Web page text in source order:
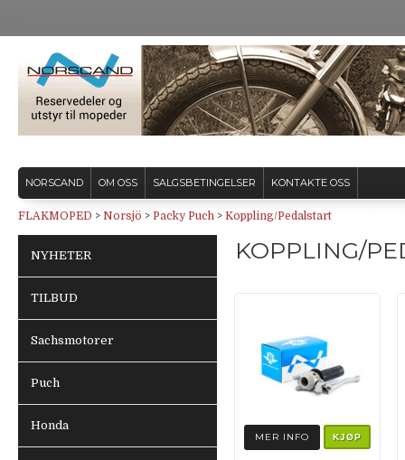
NORSCAND OM OSS SALGSBETINGELSER KONTAKTE OSS
FLAKMOPED > Norsjö > Packy Puch > Koppling/Pedalstart
NYHETER
TILBUD
Sachsmotorer
Puch
Honda
KOPPLING/
MER INFO KJØP